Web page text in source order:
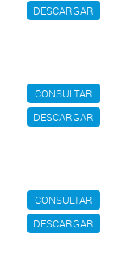
DESCARGAR
CONSULTAR
DESCARGAR
CONSULTAR
DESCARGAR